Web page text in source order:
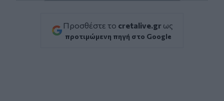
Προσθέστε το cretalive.gr ως
προτιμώμενη πηγή στο Google